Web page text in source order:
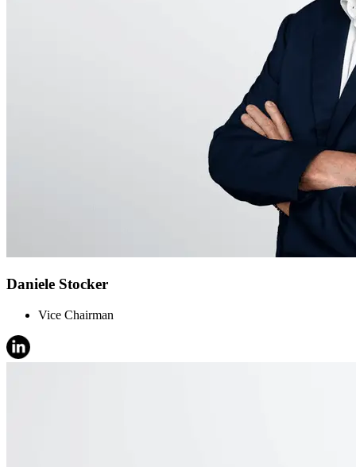
Daniele Stocker
Vice Chairman